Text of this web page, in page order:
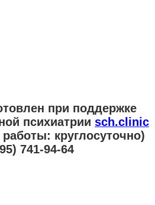
при поддержке
психиатрии sch.clinic
круглосуточно)
741-94-64